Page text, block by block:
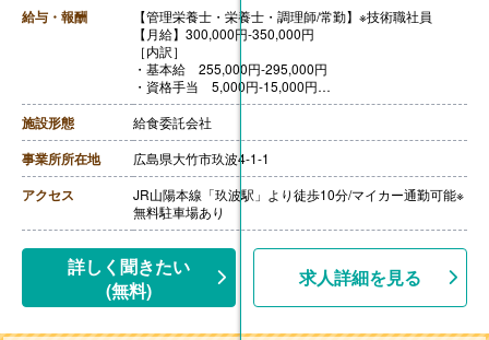
給与・報酬
【管理栄養士・栄養士・調理師/常勤】※技術職社員
【月給】300,000円-350,000円
［内訳］
・基本給 255,000円-295,000円
・資格手当 5,000円-15,000円
・固定残業代 40,000円
※みなし残業手当は時間外労働の有無にかかわらず、固
定残業代として支給し、17-20時間程度を超える時間外
労働分は法定どおり
追加で支給
【賞与】年2回（計2.00ヶ月分）※前年度実績
【通勤手当】あり（上限20,000円/月）
【昇給】あり（1月あたり0円-4,000円）※前年度実績
施設形態 給食委託会社
事業所所在地 広島県大竹市玖波4-1-1
アクセス
JR山陽本線「玖波駅」より徒歩10分/マイカー通勤可能※
無料駐車場あり
詳しく聞きたい
(無料)
求人詳細を見る